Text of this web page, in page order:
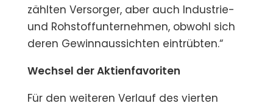
zählten Versorger, aber auch Industrie-
und Rohstoffunternehmen, obwohl sich
deren Gewinnaussichten eintrübten.“
Wechsel der Aktienfavoriten
Für den weiteren Verlauf des vierten